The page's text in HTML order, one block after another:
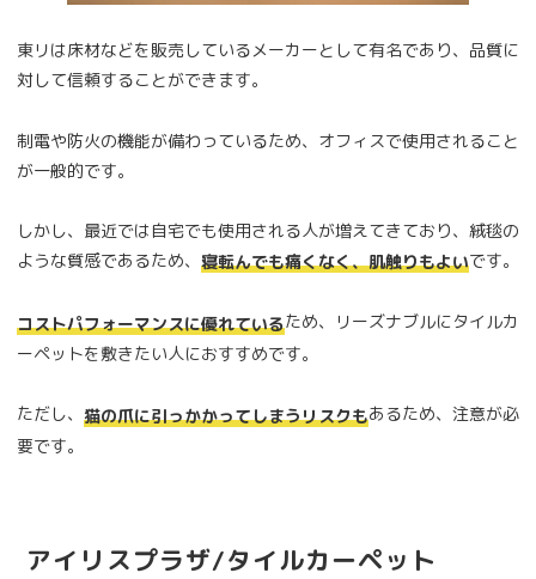
東リは床材などを販売しているメーカーとして有名であり、品質に
対して信頼することができます。
制電や防火の機能が備わっているため、オフィスで使用されること
が一般的です。
しかし、最近では自宅でも使用される人が増えてきており、絨毯の
ような質感であるため、 寝転んでも痛くなく、肌触りもよいです。
コストパフォーマンスに優れているため、リーズナブルにタイルカ
ーペットを敷きたい人におすすめです。
ただし、 猫の爪に引っかかってしまうリスクもあるため、注意が必
要です。
アイリスプラザ/タイルカーペット